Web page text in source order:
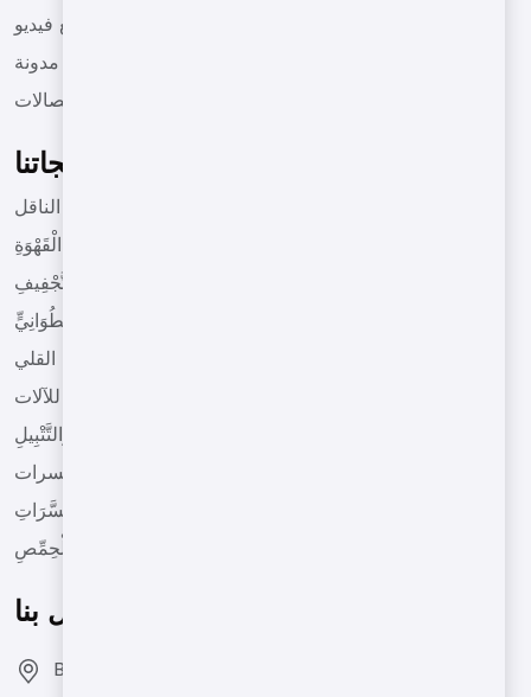
مقاطع فيديو
مدونة
الاتصالات
منتجاتنا
آلات تحميص من نوع الحزام الناقل
آلَاتُ تَحْمِيصِ الْقَهْوَةِ
آلَاتُ التَّجْفِيفِ
آلَاتُ تَحْمِيصٍ ذَاتُ شَكْلٍ أَسْطُوَانِيٍّ
آلات القلي
التجهيزات المعدة للآلات
آلَاتُ التَّمْلِيحِ وَالتَّتْبِيلِ
الآلات لصنع زبدة المكسرات
آلَةُ تَغْلِيفِ الْمُكَسَّرَاتِ
آلَاتُ تَحْمِيصِ الْحِمِّصِ
اتصل بنا
Bozburun Mh. 7050 Sk. No:19 Merkezefendi/DENİZLİ